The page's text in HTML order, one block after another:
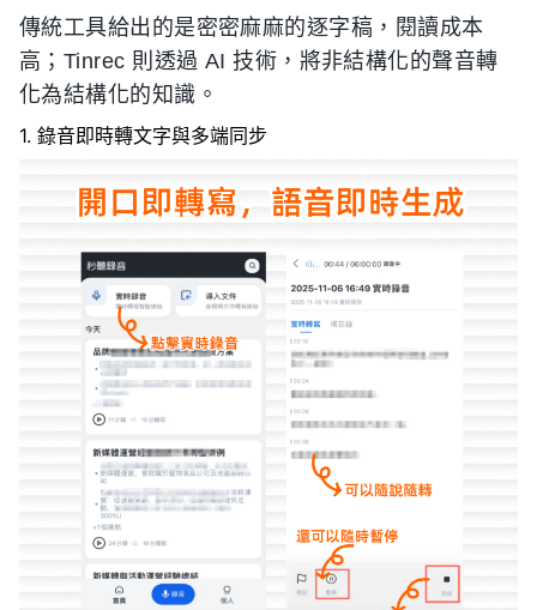
傳統工具給出的是密密麻麻的逐字稿，閱讀成本
高；Tinrec 則透過 AI 技術，將非結構化的聲音轉
化為結構化的知識。
1. 錄音即時轉文字與多端同步